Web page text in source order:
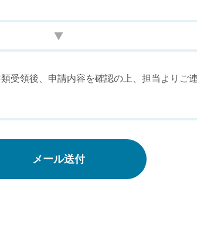
受領後、申請内容を確認の上、担当よりご
メール送付